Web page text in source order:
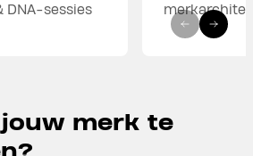
DNA-sessies
jouw merk te